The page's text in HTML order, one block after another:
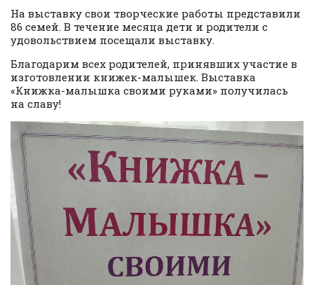
На выставку свои творческие работы представили
86 семей. В течение месяца дети и родители с
удовольствием посещали выставку.
Благодарим всех родителей, принявших участие в
изготовлении книжек-малышек. Выставка
«Книжка-малышка своими руками» получилась
на славу!